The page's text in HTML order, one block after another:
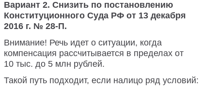
Вариант 2. Снизить по постановлению
Конституционного Суда РФ от 13 декабря
2016 г. № 28-П.
Внимание! Речь идет о ситуации, когда
компенсация рассчитывается в пределах от
10 тыс. до 5 млн рублей.
Такой путь подходит, если налицо ряд условий: